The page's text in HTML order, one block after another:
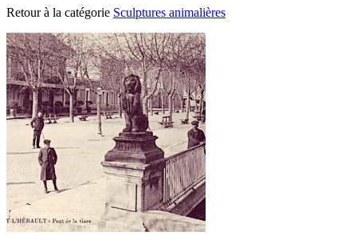
Retour à la catégorie Sculptures animalières